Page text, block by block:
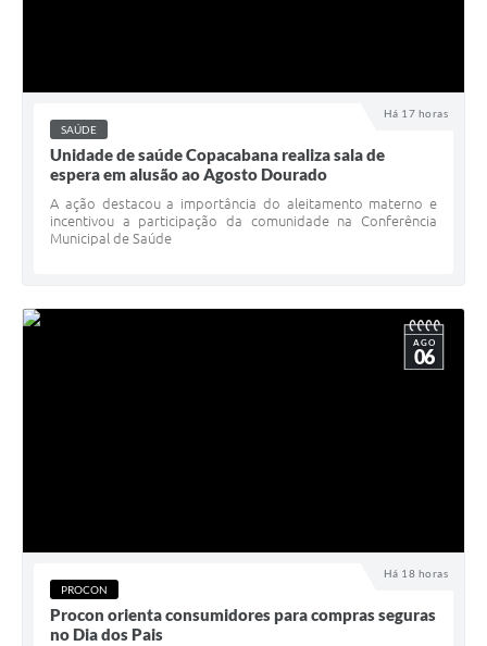
Há 17 horas
SAÚDE
Unidade de saúde Copacabana realiza sala de
espera em alusão ao Agosto Dourado
A ação destacou a importância do aleitamento materno e
incentivou a participação da comunidade na Conferência
Municipal de Saúde
Há 18 horas
AGO
06
PROCON
Procon orienta consumidores para compras seguras
no Dia dos Pais